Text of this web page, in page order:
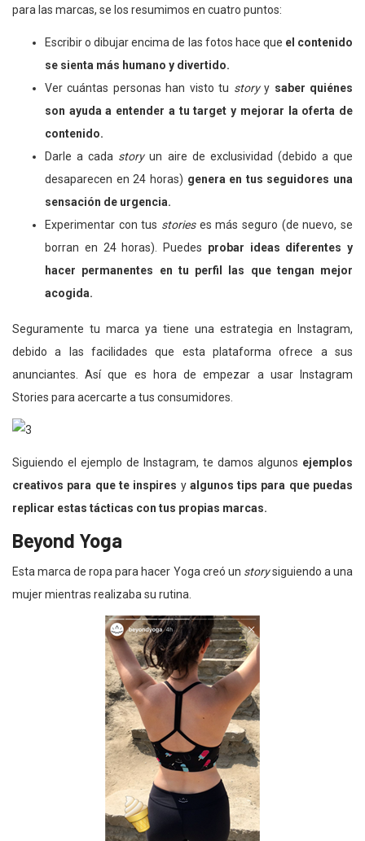
para las marcas, se los resumimos en cuatro puntos:
Escribir o dibujar encima de las fotos hace que el contenido
se sienta más humano y divertido.
Ver cuántas personas han visto tu storyy saber quiénes
son ayuda a entender a tu target y mejorar la oferta de
contenido.
Darle a cada storyun aire de exclusividad (debido a que
desaparecen en 24 horas) genera en tus seguidores una
sensación de urgencia.
Experimentar con tus stories es más seguro (de nuevo, se
borran en 24 horas). Puedes probar ideas diferentes y
hacer permanentes en tu perfil las que tengan mejor
acogida.
Seguramente tu marca ya tiene una estrategia en Instagram,
debido a las facilidades que esta plataforma ofrece a sus
anunciantes. Así que es hora de empezar a usar Instagram
Stories para acercarte a tus consumidores.
Siguiendo el ejemplo de Instagram, te damos algunos ejemplos
creativos para que te inspires y algunos tips para que puedas
replicar estas tácticas con tus propias marcas.
Beyond Yoga
Esta marca de ropa para hacer Yoga creó un storysiguiendo a una
mujer mientras realizaba su rutina.